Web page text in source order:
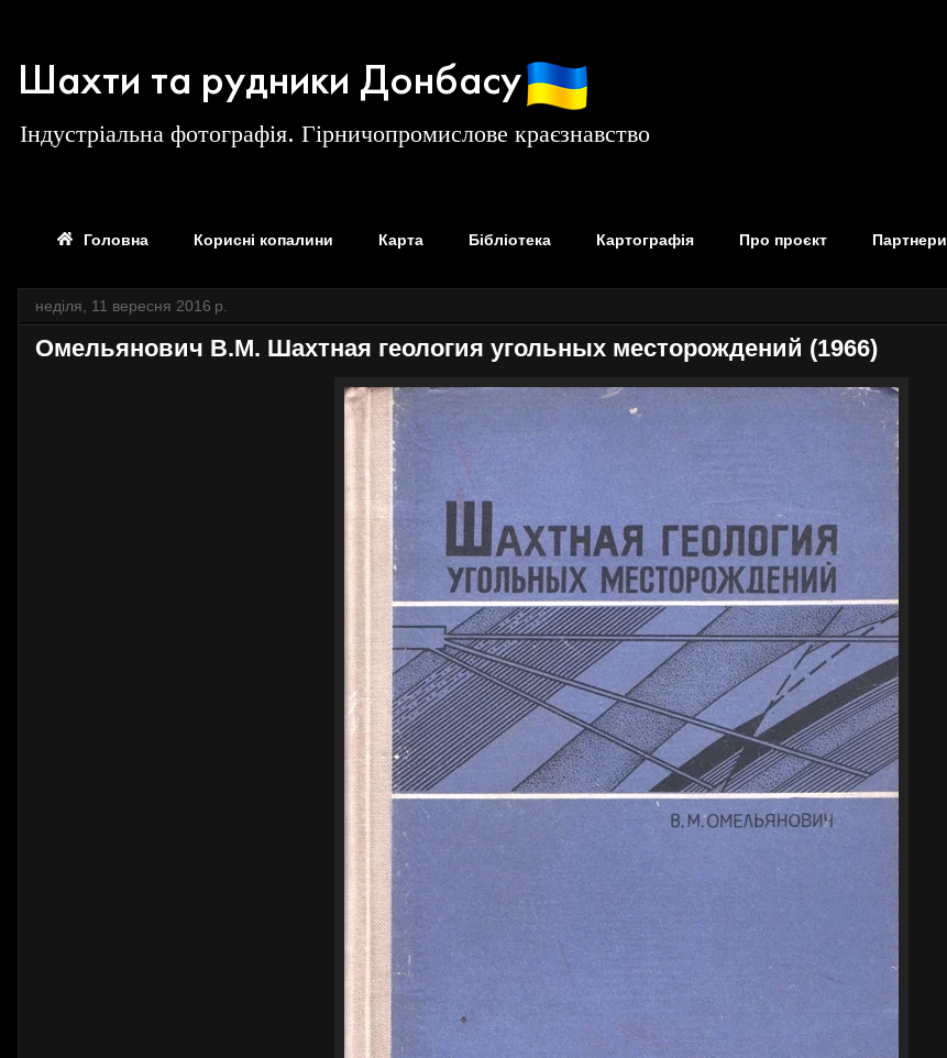
Шахти та рудники Донбасу
Індустріальна фотографія. Гірничопромислове краєзнавство
Головна Корисні копалини Карта Бібліотека Картографія Про проєкт Партнери
неділя, 11 вересня 2016 р.
Омельянович В.М. Шахтная геология угольных месторождений (1966)